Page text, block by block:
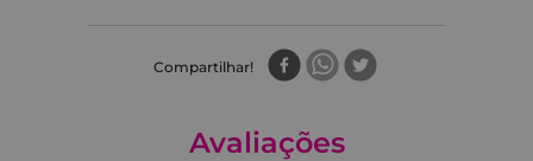
Compartilhar
Avaliações